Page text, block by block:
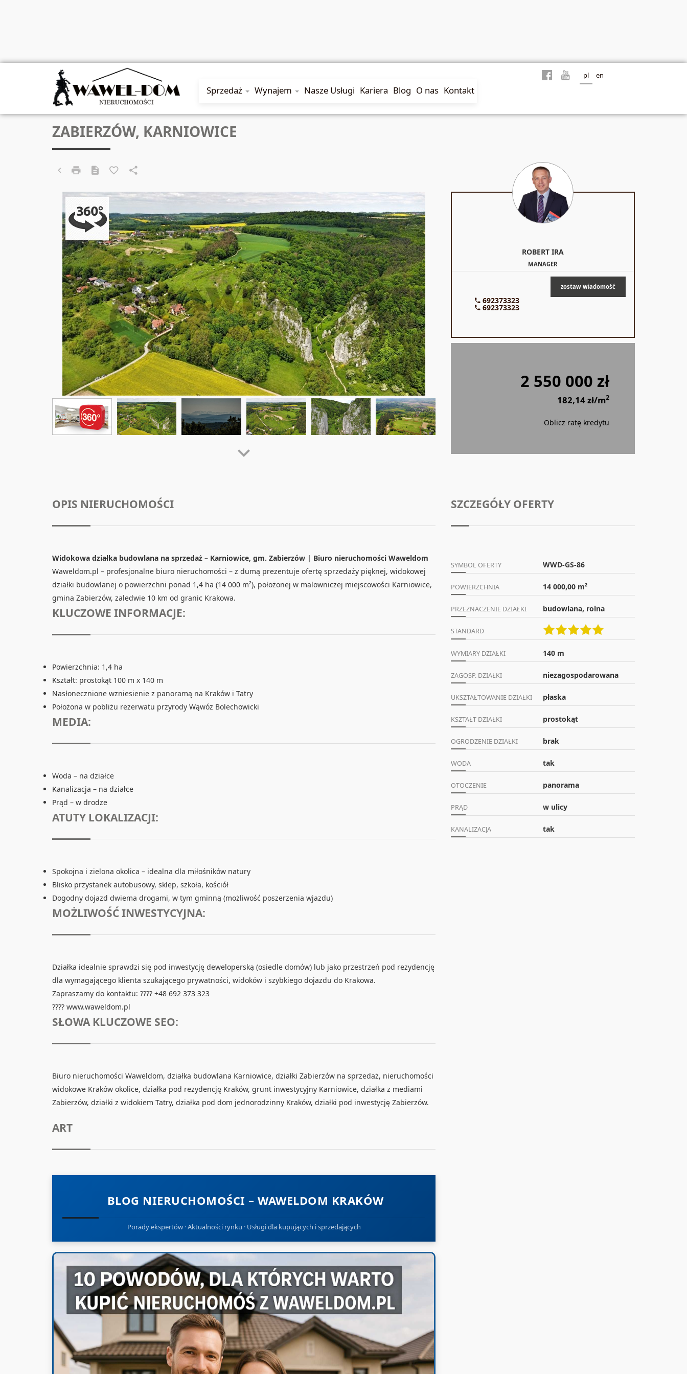
Sprzedaż Wynajem Nasze Usługi Kariera Blog O nas Kontakt
pl en
ZABIERZÓW, KARNIOWICE
ROBERT IRA
MANAGER
692373323
692373323
zostaw wiadomość
2 550 000 zł
182,14 zł/m2
Oblicz ratę kredytu
OPIS NIERUCHOMOŚCI
Widokowa działka budowlana na sprzedaż – Karniowice, gm. Zabierzów | Biuro nieruchomości Waweldom
Waweldom.pl – profesjonalne biuro nieruchomości – z dumą prezentuje ofertę sprzedaży pięknej, widokowej
działki budowlanej o powierzchni ponad 1,4 ha (14 000 m²), położonej w malowniczej miejscowości Karniowice,
gmina Zabierzów, zaledwie 10 km od granic Krakowa.
KLUCZOWE INFORMACJE:
Powierzchnia: 1,4 ha
Kształt: prostokąt 100 m x 140 m
Nasłonecznione wzniesienie z panoramą na Kraków i Tatry
Położona w pobliżu rezerwatu przyrody Wąwóz Bolechowicki
MEDIA:
Woda – na działce
Kanalizacja – na działce
Prąd – w drodze
ATUTY LOKALIZACJI:
Spokojna i zielona okolica – idealna dla miłośników natury
Blisko przystanek autobusowy, sklep, szkoła, kościół
Dogodny dojazd dwiema drogami, w tym gminną (możliwość poszerzenia wjazdu)
MOŻLIWOŚĆ INWESTYCYJNA:
Działka idealnie sprawdzi się pod inwestycję deweloperską (osiedle domów) lub jako przestrzeń pod rezydencję
dla wymagającego klienta szukającego prywatności, widoków i szybkiego dojazdu do Krakowa.
Zapraszamy do kontaktu: ???? +48 692 373 323
???? www.waweldom.pl
SŁOWA KLUCZOWE SEO:
Biuro nieruchomości Waweldom, działka budowlana Karniowice, działki Zabierzów na sprzedaż, nieruchomości
widokowe Kraków okolice, działka pod rezydencję Kraków, grunt inwestycyjny Karniowice, działka z mediami
Zabierzów, działki z widokiem Tatry, działka pod dom jednorodzinny Kraków, działki pod inwestycję Zabierzów.
ART
BLOG NIERUCHOMOŚCI – WAWELDOM KRAKÓW
Porady ekspertów · Aktualności rynku · Usługi dla kupujących i sprzedających
SZCZEGÓŁY OFERTY
SYMBOL OFERTY WWD-GS-86
POWIERZCHNIA 14 000,00 m²
PRZEZNACZENIE DZIAŁKI budowlana, rolna
STANDARD
WYMIARY DZIAŁKI 140 m
ZAGOSP. DZIAŁKI niezagospodarowana
UKSZTAŁTOWANIE DZIAŁKI płaska
KSZTAŁT DZIAŁKI prostokąt
OGRODZENIE DZIAŁKI brak
WODA tak
OTOCZENIE panorama
PRĄD w ulicy
KANALIZACJA tak